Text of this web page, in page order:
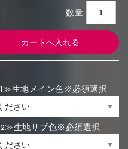
数量
生地メイン色※必須選択
生地サブ色※必須選択